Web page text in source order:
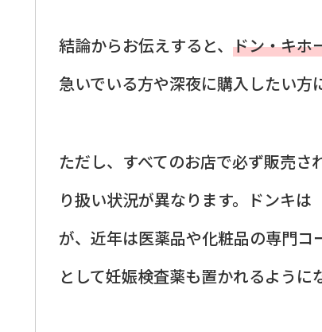
結論からお伝えすると、 ドン・キホ
急いでいる方や深夜に購入したい方
ただし、すべてのお店で必ず販売
り扱い状況が異なります。ドンキ
が、近年は医薬品や化粧品の専門
として妊娠検査薬も置かれるように